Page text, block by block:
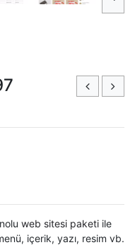
web sitesi paketi ile
içerik, yazı, resim vb.